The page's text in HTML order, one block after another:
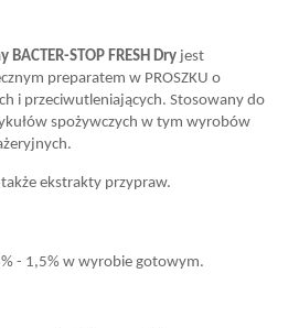
BACTER-STOP FRESH Dry jest
preparatem w PROSZKU o
i przeciwutleniających. Stosowany do
spożywczych w tym wyrobów
ekstrakty przypraw.
- 1,5% w wyrobie gotowym.